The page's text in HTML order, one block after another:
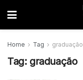
Home Tag graduação
Tag: graduação